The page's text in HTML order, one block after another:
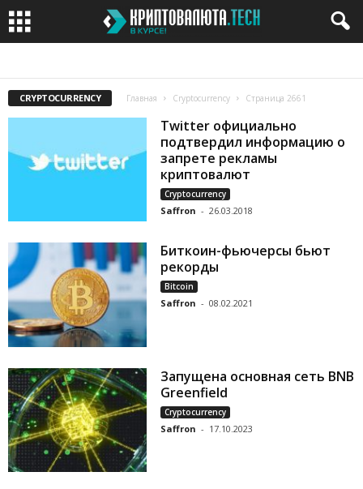
CRYPTOCURRENCY Главная Cryptocurrency Страница 2661
Twitter официально
подтвердил информацию о
запрете рекламы
криптовалют
Cryptocurrency
Saffron - 26.03.2018
Биткоин-фьючерсы бьют
рекорды
Bitcoin
Saffron - 08.02.2021
Запущена основная сеть BNB
Greenfield
Cryptocurrency
Saffron - 17.10.2023